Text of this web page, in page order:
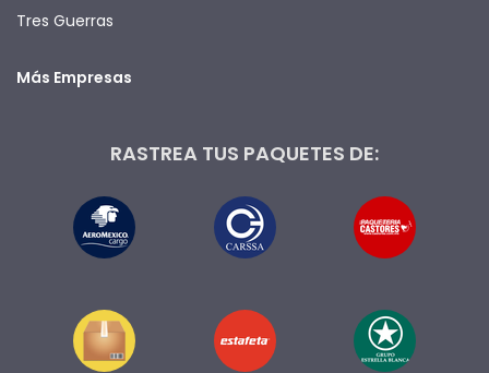
Tres Guerras
Más Empresas
RASTREA TUS PAQUETES DE: